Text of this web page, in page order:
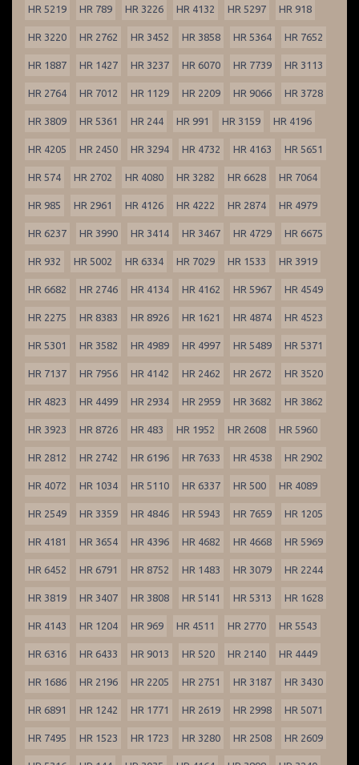
HR 5219 HR 789 HR 3226 HR 4132 HR 5297 HR 918
HR 3220 HR 2762 HR 3452 HR 3858 HR 5364 HR 7652
HR 1887 HR 1427 HR 3237 HR 6070 HR 7739 HR 3113
HR 2764 HR 7012 HR 1129 HR 2209 HR 9066 HR 3728
HR 3809 HR 5361 HR 244 HR 991 HR 3159 HR 4196
HR 4205 HR 2450 HR 3294 HR 4732 HR 4163 HR 5651
HR 574 HR 2702 HR 4080 HR 3282 HR 6628 HR 7064
HR 985 HR 2961 HR 4126 HR 4222 HR 2874 HR 4979
HR 6237 HR 3990 HR 3414 HR 3467 HR 4729 HR 6675
HR 932 HR 5002 HR 6334 HR 7029 HR 1533 HR 3919
HR 6682 HR 2746 HR 4134 HR 4162 HR 5967 HR 4549
HR 2275 HR 8383 HR 8926 HR 1621 HR 4874 HR 4523
HR 5301 HR 3582 HR 4989 HR 4997 HR 5489 HR 5371
HR 7137 HR 7956 HR 4142 HR 2462 HR 2672 HR 3520
HR 4823 HR 4499 HR 2934 HR 2959 HR 3682 HR 3862
HR 3923 HR 8726 HR 483 HR 1952 HR 2608 HR 5960
HR 2812 HR 2742 HR 6196 HR 7633 HR 4538 HR 2902
HR 4072 HR 1034 HR 5110 HR 6337 HR 500 HR 4089
HR 2549 HR 3359 HR 4846 HR 5943 HR 7659 HR 1205
HR 4181 HR 3654 HR 4396 HR 4682 HR 4668 HR 5969
HR 6452 HR 6791 HR 8752 HR 1483 HR 3079 HR 2244
HR 3819 HR 3407 HR 3808 HR 5141 HR 5313 HR 1628
HR 4143 HR 1204 HR 969 HR 4511 HR 2770 HR 5543
HR 6316 HR 6433 HR 9013 HR 520 HR 2140 HR 4449
HR 1686 HR 2196 HR 2205 HR 2751 HR 3187 HR 3430
HR 6891 HR 1242 HR 1771 HR 2619 HR 2998 HR 5071
HR 7495 HR 1523 HR 1723 HR 3280 HR 2508 HR 2609